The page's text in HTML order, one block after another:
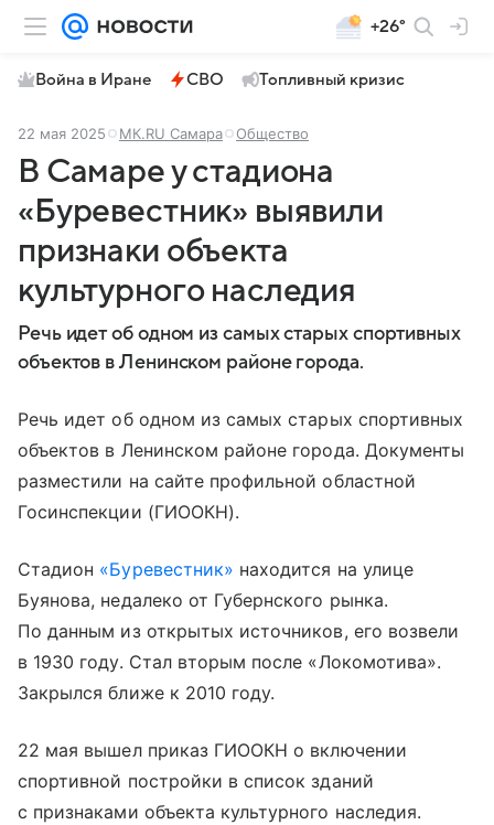
+26°
Война в Иране СВО Топливный кризис
22 мая 2025 МК.RU Самара Общество
В Самаре у стадиона
«Буревестник» выявили
признаки объекта
культурного наследия
Речь идет об одном из самых старых спортивных
объектов в Ленинском районе города.
Речь идет об одном из самых старых спортивных
объектов в Ленинском районе города. Документы
разместили на сайте профильной областной
Госинспекции (ГИООКН).
Стадион «Буревестник» находится на улице
Буянова, недалеко от Губернского рынка.
По данным из открытых источников, его возвели
в 1930 году. Стал вторым после «Локомотива».
Закрылся ближе к 2010 году.
22 мая вышел приказ ГИООКН о включении
спортивной постройки в список зданий
с признаками объекта культурного наследия.